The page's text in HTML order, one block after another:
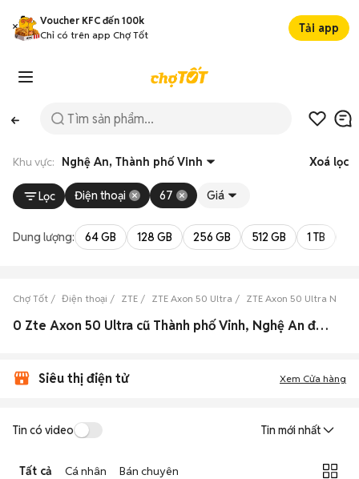
Voucher KFC đến 100k
Chỉ có trên app Chợ Tốt
Tải app
Khu vực: Nghệ An, Thành phố Vinh Xoá lọc
Lọc Điện thoại 67 Giá
Dung lượng: 64 GB 128 GB 256 GB 512 GB 1 TB
Chợ Tốt Điện thoại ZTE ZTE Axon 50 Ultra ZTE Axon 50 Ultra Nghệ
0 Zte Axon 50 Ultra cũ Thành phố Vinh, Nghệ An đẹp
Siêu thị điện tử Xem Cửa hàng
Tin có video Tin mới nhất
Tất cả Cá nhân Bán chuyên